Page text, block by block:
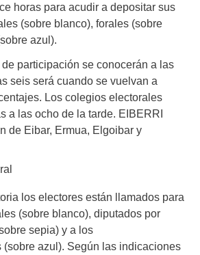
horas para acudir a depositar sus
(sobre blanco), forales (sobre
azul).
participación se conocerán a las
seis será cuando se vuelvan a
Los colegios electorales
a las ocho de la tarde. EIBERRI
de Eibar, Ermua, Elgoibar y
los electores están llamados para
(sobre blanco), diputados por
sepia) y a los
(sobre azul). Según las indicaciones